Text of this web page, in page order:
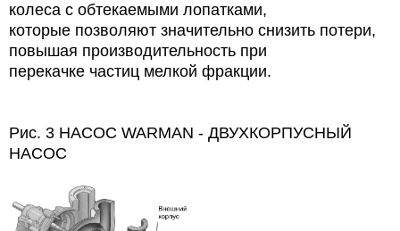
колеса с обтекаемыми лопатками,
которые позволяют значительно снизить потери,
повышая производительность при
перекачке частиц мелкой фракции.
Рис. 3 НАСОС WARMAN - ДВУХКОРПУСНЫЙ
НАСОС